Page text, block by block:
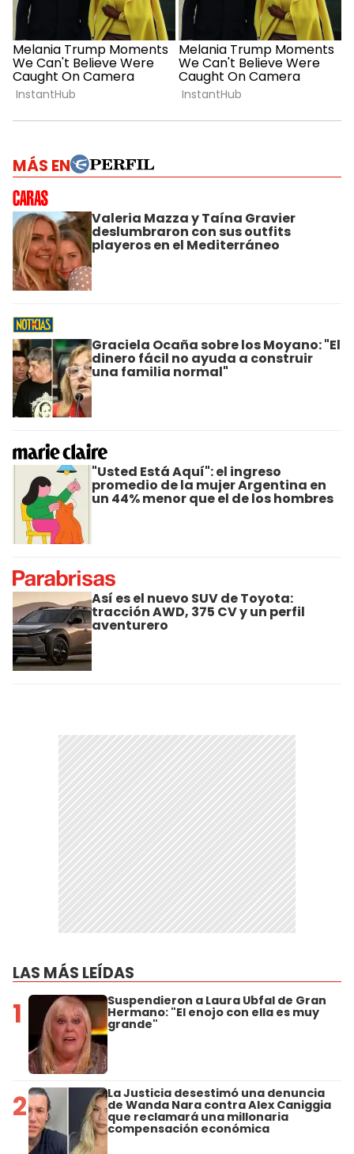
MÁS EN
Valeria Mazza y Taína Gravier
deslumbraron con sus outfits
playeros en el Mediterráneo
Graciela Ocaña sobre los Moyano: "El
dinero fácil no ayuda a construir
una familia normal"
"Usted Está Aquí": el ingreso
promedio de la mujer Argentina en
un 44% menor que el de los hombres
Así es el nuevo SUV de Toyota:
tracción AWD, 375 CV y un perfil
aventurero
LAS MÁS LEÍDAS
1 Suspendieron a Laura Ubfal de Gran
Hermano: "El enojo con ella es muy
grande"
2 La Justicia desestimó una denuncia
de Wanda Nara contra Alex Caniggia
que reclamará una millonaria
compensación económica